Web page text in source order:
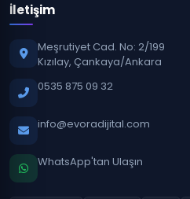
İletişim
Meşrutiyet Cad. No: 2/199
Kızılay, Çankaya/Ankara
0535 875 09 32
info@evoradijital.com
WhatsApp'tan Ulaşın